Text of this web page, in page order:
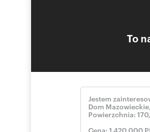
To